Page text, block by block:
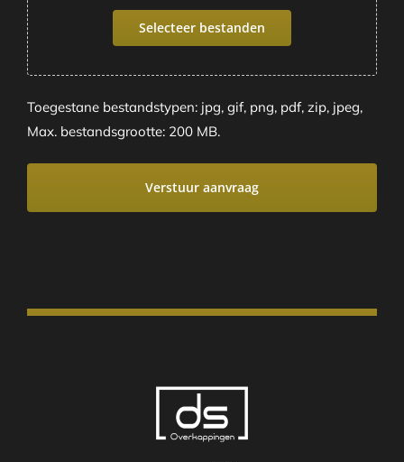
Selecteer bestanden
Toegestane bestandstypen: jpg, gif, png, pdf, zip, jpeg,
Max. bestandsgrootte: 200 MB.